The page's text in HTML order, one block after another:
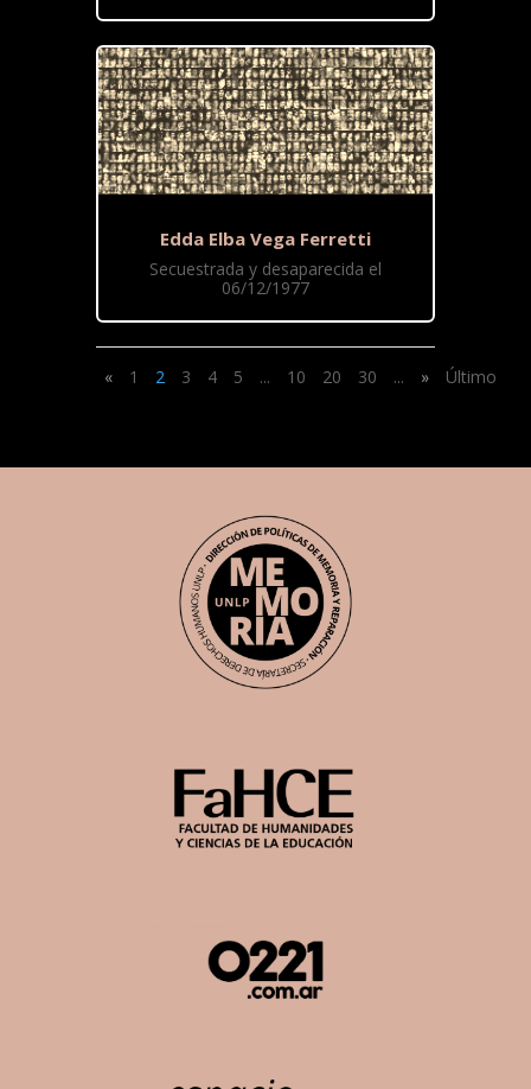
Edda Elba Vega Ferretti
Secuestrada y desaparecida el
06/12/1977
« 1 2 3 4 5 ... 10 20 30 ... » Último